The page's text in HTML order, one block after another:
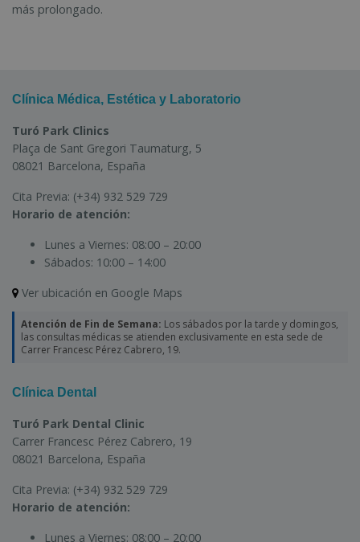
más prolongado.
Clínica Médica, Estética y Laboratorio
Turó Park Clinics
Plaça de Sant Gregori Taumaturg, 5
08021 Barcelona, España
Cita Previa: (+34) 932 529 729
Horario de atención:
Lunes a Viernes: 08:00 – 20:00
Sábados: 10:00 – 14:00
Ver ubicación en Google Maps
Atención de Fin de Semana: Los sábados por la tarde y domingos,
las consultas médicas se atienden exclusivamente en esta sede de
Carrer Francesc Pérez Cabrero, 19.
Clínica Dental
Turó Park Dental Clinic
Carrer Francesc Pérez Cabrero, 19
08021 Barcelona, España
Cita Previa: (+34) 932 529 729
Horario de atención:
Lunes a Viernes: 08:00 – 20:00